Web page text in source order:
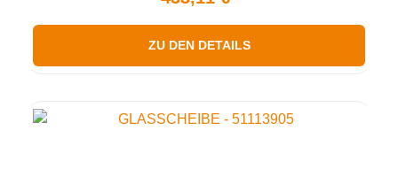
ZU DEN DETAILS